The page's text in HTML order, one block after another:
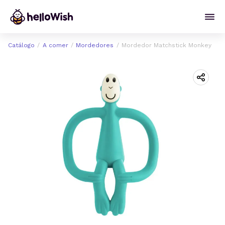
Catálogo A comer Mordedores Mordedor Matchstick Monkey